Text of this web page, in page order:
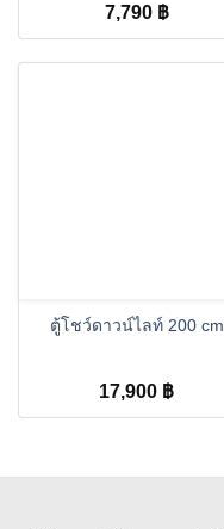
7,790 ฿
ตู้โชว์ดาวน์ไลท์ 200 cm
17,900 ฿